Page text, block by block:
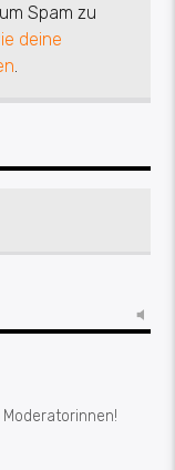
Spam zu
deine